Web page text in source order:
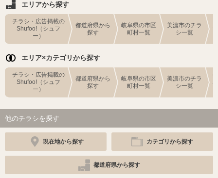
エリアから探す
チラシ・広告掲載の
Shufoo!（シュフ
ー）
都道府県から
探す
岐阜県の市区
町村一覧
美濃市のチラ
シ一覧
エリア×カテゴリから探す
チラシ・広告掲載の
Shufoo!（シュフ
ー）
都道府県から
探す
岐阜県の市区
町村一覧
美濃市のチラ
シ一覧
他のチラシを探す
現在地から探す カテゴリから探す
都道府県から探す